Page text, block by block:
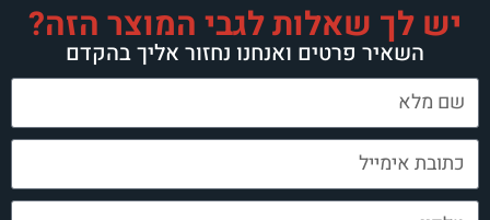
לגבי המוצר הזה?
נחזור אליך בהקדם